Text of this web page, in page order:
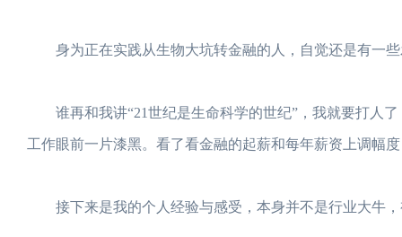
身为正在实践从生物大坑转金融的人，自觉还是有一些
谁再和我讲“21世纪是生命科学的世纪”，我就要打人了
工作眼前一片漆黑。看了看金融的起薪和每年薪资上调幅
接下来是我的个人经验与感受，本身并不是行业大牛，